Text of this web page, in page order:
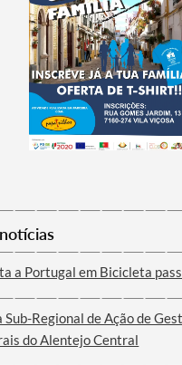
Pesquisa
gerais
a Portugal em Bicicleta
Sub-Regional de Ação de
do Alentejo Central